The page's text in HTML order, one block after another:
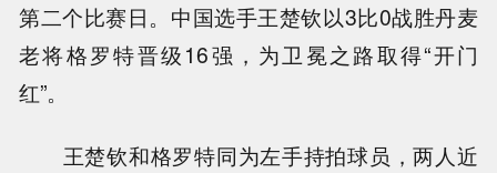
第二个比赛日。中国选手王楚钦以3比0战胜丹麦
老将格罗特晋级16强，为卫冕之路取得“开门
红”。
王楚钦和格罗特同为左手持拍球员，两人近